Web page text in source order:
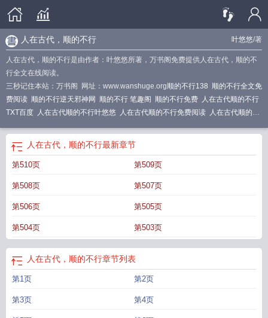
叶悠悠/著
人在古代，顺的不行
人在古代，顺的不行是由作者：叶悠悠所著，万书阁免费提供人在古代，顺的不
行全文在线阅读。
三秒记住本站：万书阁 网址：www.wanshuge.org 顺的不行138
顺的不行全文免
费阅读
顺的不行逆天邪神网 顺的不行 笔趣阁 顺的不行免费 人在古代顺的不行
TXT百度 人在古代顺的不行叶悠悠 人在古代顺的不行免费阅读 人在古代顺的不
顺的不行_叶悠悠 顺的不行之类似 顺的不行 叶悠悠
阅读笔趣阁
顺的不行格格党
顺的不行叶悠悠
在古代顺的不行 txt
人在古代顺的不行TXT番外 顺的不行百度
行(叶悠悠)
人在古代顺的不行格格党全文阅读人在古代顺的不行TXT
邪神网顺的不行txt 人在古代顺的不行讲的什么人在古代顺的不行BY叶悠悠
人在古代，顺的不行最新章节
第510页 第509页
第508页 第507页
第506页 第505页
第504页 第503页
人在古代，顺的不行章节列表
第1页 第2页
第3页 第4页